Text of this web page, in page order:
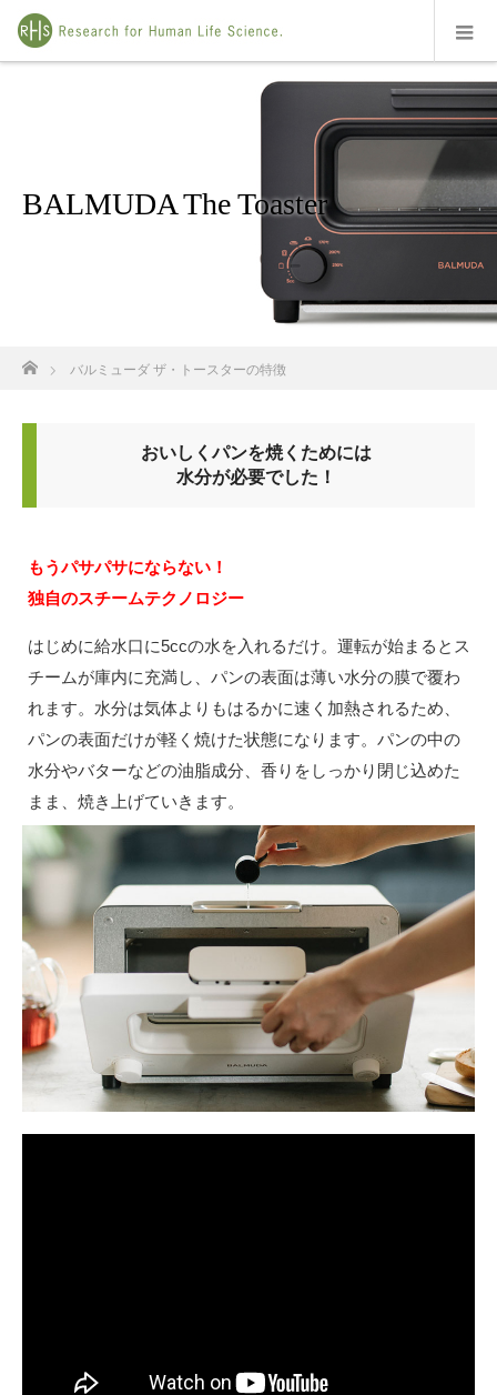
BALMUDA The Toaster
バルミューダ ザ・トースターの特徴
おいしくパンを焼くためには
水分が必要でした！
もうパサパサにならない！
独自のスチームテクノロジー
はじめに給水口に5ccの水を入れるだけ。運転が始まるとス
チームが庫内に充満し、パンの表面は薄い水分の膜で覆わ
れます。水分は気体よりもはるかに速く加熱されるため、
パンの表面だけが軽く焼けた状態になります。パンの中の
水分やバターなどの油脂成分、香りをしっかり閉じ込めた
まま、焼き上げていきます。